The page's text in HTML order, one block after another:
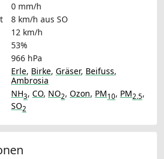
0 mm/h
8 km/h aus SO
12 km/h
53%
966 hPa
Erle, Birke, Gräser, Beifuss,
Ambrosia
NH3, CO, NO2, Ozon, PM10, PM2.5,
SO2